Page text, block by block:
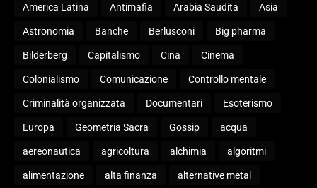
America Latina Antimafia Arabia Saudita Asia
Astronomia Banche Berlusconi Big pharma
Bilderberg Capitalismo Cina Cinema
Colonialismo Comunicazione Controllo mentale
Criminalità organizzata Documentari Esoterismo
Europa Geometria Sacra Gossip acqua
aereonautica agricoltura alchimia algoritmi
alimentazione alta finanza alternative metal